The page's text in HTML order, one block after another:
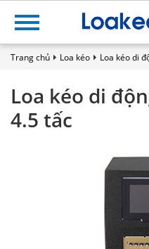
Trang chủ Loa kéo Loa kéo di
Loa kéo di
4.5 tấc